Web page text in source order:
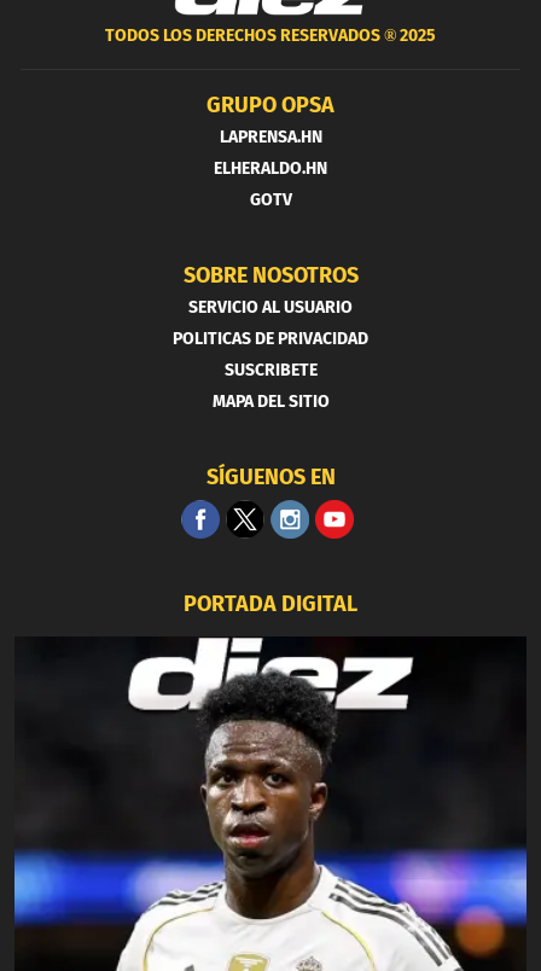
TODOS LOS DERECHOS RESERVADOS ®2025
GRUPO OPSA
LAPRENSA.HN
ELHERALDO.HN
GOTV
SOBRE NOSOTROS
SERVICIO AL USUARIO
POLITICAS DE PRIVACIDAD
SUSCRIBETE
MAPA DEL SITIO
SÍGUENOS EN
PORTADA DIGITAL